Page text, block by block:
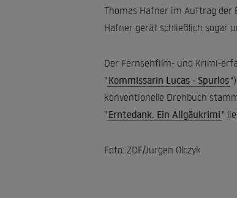
Thomas Hafner im Auftrag der
Hafner gerät schließlich sogar
Der Fernsehfilm- und Krimi-
" Kommissarin Lucas - Spurlos
konventionelle Drehbuch
" Erntedank. Ein Allgäukrimi "
Foto: ZDF/Jürgen Olczyk